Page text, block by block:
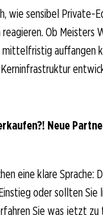
wie sensibel
Ob
auffangen
Neue
eine klare Sprache:
oder sollten
Sie was jetzt zu